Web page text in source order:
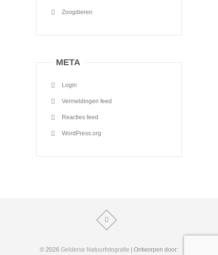
Zoogdieren
META
Login
Vermeldingen feed
Reacties feed
WordPress.org
© 2026 Gelderse Natuurfotografie | Ontworpen door: